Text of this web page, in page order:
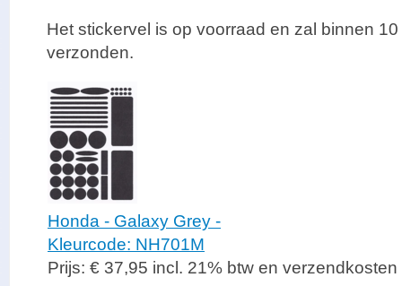
Het stickervel is op voorraad en zal binnen
verzonden.
Honda - Galaxy Grey -
Kleurcode: NH701M
Prijs: € 37,95 incl. 21% btw en verzendkosten